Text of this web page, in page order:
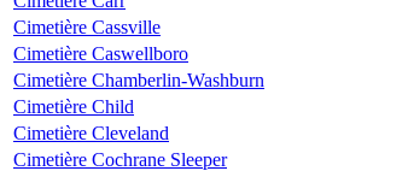
Cimetière Cassville
Cimetière Caswellboro
Cimetière Chamberlin-Washburn
Cimetière Child
Cimetière Cleveland
Cimetière Cochrane Sleeper